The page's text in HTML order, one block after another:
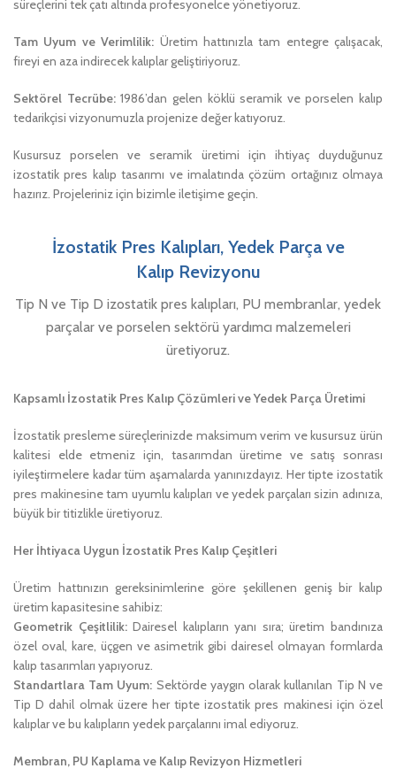
süreçlerini tek çatı altında profesyonelce yönetiyoruz.
Tam Uyum ve Verimlilik: Üretim hattınızla tam entegre çalışacak,
fireyi en aza indirecek kalıplar geliştiriyoruz.
Sektörel Tecrübe:1986’dan gelen köklü seramik ve porselen kalıp
tedarikçisi vizyonumuzla projenize değer katıyoruz.
Kusursuz porselen ve seramik üretimi için ihtiyaç duyduğunuz
izostatik pres kalıp tasarımı ve imalatında çözüm ortağınız olmaya
hazırız. Projeleriniz için bizimle iletişime geçin.
İzostatik Pres Kalıpları, Yedek Parça ve
Kalıp Revizyonu
Tip N ve Tip D izostatik pres kalıpları, PU membranlar, yedek
parçalar ve porselen sektörü yardımcı malzemeleri
üretiyoruz.
Kapsamlı İzostatik Pres Kalıp Çözümleri ve Yedek Parça Üretimi
İzostatik presleme süreçlerinizde maksimum verim ve kusursuz ürün
kalitesi elde etmeniz için, tasarımdan üretime ve satış sonrası
iyileştirmelere kadar tüm aşamalarda yanınızdayız. Her tipte izostatik
pres makinesine tam uyumlu kalıpları ve yedek parçaları sizin adınıza,
büyük bir titizlikle üretiyoruz.
Her İhtiyaca Uygun İzostatik Pres Kalıp Çeşitleri
Üretim hattınızın gereksinimlerine göre şekillenen geniş bir kalıp
üretim kapasitesine sahibiz:
Geometrik Çeşitlilik:Dairesel kalıpların yanı sıra; üretim bandınıza
özel oval, kare, üçgen ve asimetrik gibi dairesel olmayan formlarda
kalıp tasarımları yapıyoruz.
Standartlara Tam Uyum: Sektörde yaygın olarak kullanılan Tip N ve
Tip D dahil olmak üzere her tipte izostatik pres makinesi için özel
kalıplar ve bu kalıpların yedek parçalarını imal ediyoruz.
Membran, PU Kaplama ve Kalıp Revizyon Hizmetleri